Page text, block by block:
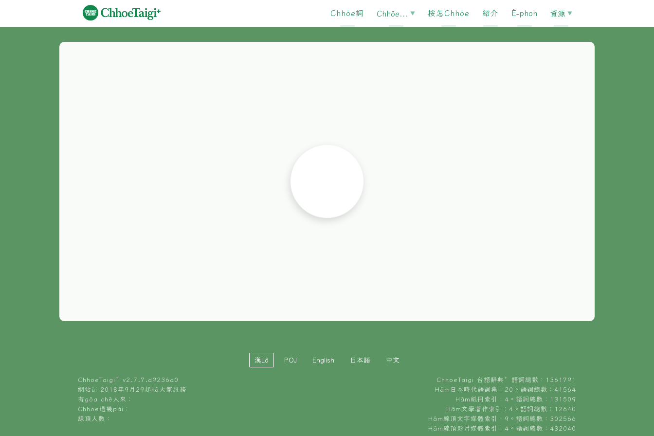
Chhōe詞 Chhōe... 按怎Chhōe 紹介 È-phoh 資源
漢Lô POJ English 日本語 中文
ChhoeTaigi⁺ v2.7.7.d9236a0
網站ùi 2018年9月29起kā大家服務
有gōa chē人來：
Chhōe過幾pái：
線頂人數：
ChhoeTaigi 台語辭典⁺ 語詞總數：1361791
Hâm日本時代語詞集：20。語詞總數：41564
Hâm紙冊索引：4。語詞總數：131509
Hâm文學著作索引：4。語詞總數：12640
Hâm線頂文字媒體索引：9。語詞總數：302566
Hâm線頂影片媒體索引：4。語詞總數：432040